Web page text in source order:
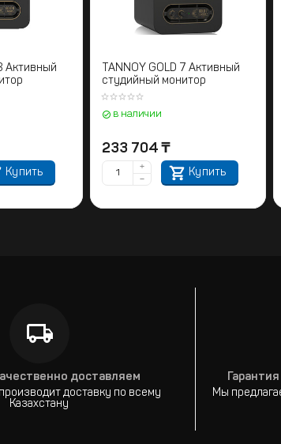
Активный
Купить
TANNOY GOLD 7 Активный
студийный монитор
в наличии
233 704 ₸
Купить
+
−
доставляем
доставку по всему
Казахстану
Мы